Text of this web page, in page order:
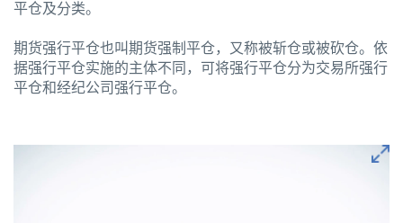
平仓及分类。
期货强行平仓也叫期货强制平仓，又称被斩仓或被砍仓。依
据强行平仓实施的主体不同，可将强行平仓分为交易所强行
平仓和经纪公司强行平仓。